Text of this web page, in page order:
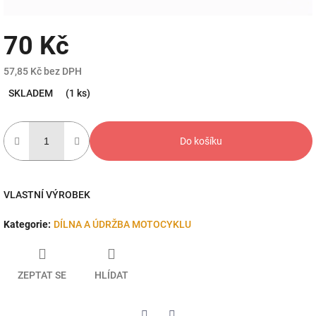
70 Kč
57,85 Kč bez DPH
cena:
SKLADEM (1 ks)
Do košíku
VLASTNÍ VÝROBEK
Kategorie: DÍLNA A ÚDRŽBA MOTOCYKLU
ZEPTAT SE HLÍDAT